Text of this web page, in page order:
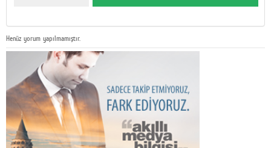
Henüz yorum yapılmamıştır.